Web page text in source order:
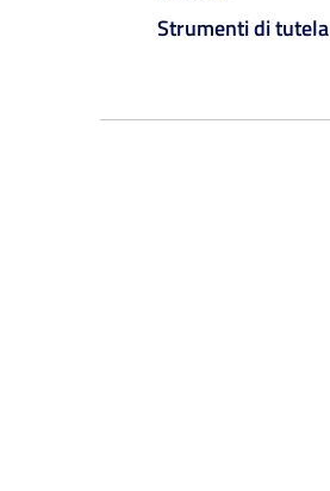
Strumenti di tutela